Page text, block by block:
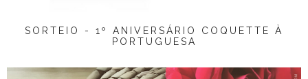
SORTEIO - 1º ANIVERSÁRIO COQUETTE À
PORTUGUESA